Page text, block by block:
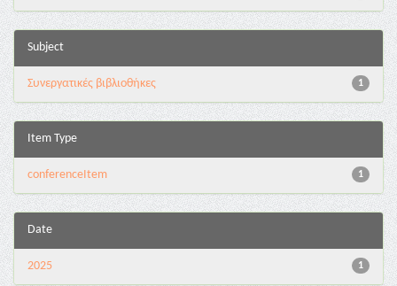
Subject
1
Συνεργατικές βιβλιοθήκες
Item Type
1
conferenceItem
Date
1
2025